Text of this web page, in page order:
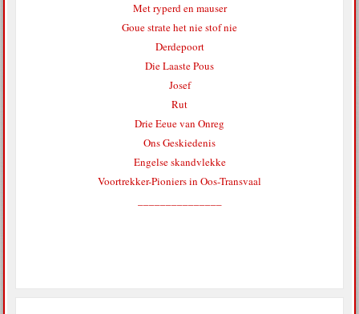
Met ryperd en mauser
Goue strate het nie stof nie
Derdepoort
Die Laaste Pous
Josef
Rut
Drie Eeue van Onreg
Ons Geskiedenis
Engelse skandvlekke
Voortrekker-Pioniers in Oos-Transvaal